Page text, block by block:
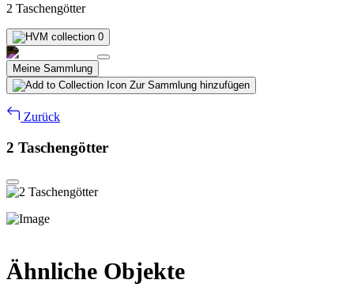
2 Taschengötter
0
Meine Sammlung
Zur Sammlung hinzufügen
Zurück
2 Taschengötter
Ähnliche Objekte